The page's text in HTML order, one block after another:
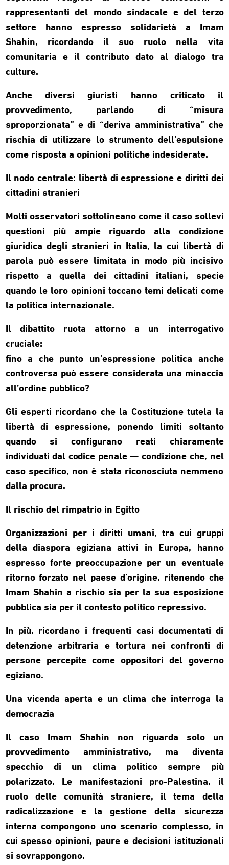
rappresentanti del mondo sindacale e del terzo
settore hanno espresso solidarietà a Imam
Shahin, ricordando il suo ruolo nella vita
comunitaria e il contributo dato al dialogo tra
culture.
Anche diversi giuristi hanno criticato il
provvedimento, parlando di “misura
sproporzionata” e di “deriva amministrativa” che
rischia di utilizzare lo strumento dell’espulsione
come risposta a opinioni politiche indesiderate.
Il nodo centrale: libertà di espressione e diritti dei
cittadini stranieri
Molti osservatori sottolineano come il caso sollevi
questioni più ampie riguardo alla condizione
giuridica degli stranieri in Italia, la cui libertà di
parola può essere limitata in modo più incisivo
rispetto a quella dei cittadini italiani, specie
quando le loro opinioni toccano temi delicati come
la politica internazionale.
Il dibattito ruota attorno a un interrogativo
cruciale:
fino a che punto un’espressione politica anche
controversa può essere considerata una minaccia
all’ordine pubblico?
Gli esperti ricordano che la Costituzione tutela la
libertà di espressione, ponendo limiti soltanto
quando si configurano reati chiaramente
individuati dal codice penale — condizione che, nel
caso specifico, non è stata riconosciuta nemmeno
dalla procura.
Il rischio del rimpatrio in Egitto
Organizzazioni per i diritti umani, tra cui gruppi
della diaspora egiziana attivi in Europa, hanno
espresso forte preoccupazione per un eventuale
ritorno forzato nel paese d’origine, ritenendo che
Imam Shahin a rischio sia per la sua esposizione
pubblica sia per il contesto politico repressivo.
In più, ricordano i frequenti casi documentati di
detenzione arbitraria e tortura nei confronti di
persone percepite come oppositori del governo
egiziano.
Una vicenda aperta e un clima che interroga la
democrazia
Il caso Imam Shahin non riguarda solo un
provvedimento amministrativo, ma diventa
specchio di un clima politico sempre più
polarizzato. Le manifestazioni pro-Palestina, il
ruolo delle comunità straniere, il tema della
radicalizzazione e la gestione della sicurezza
interna compongono uno scenario complesso, in
cui spesso opinioni, paure e decisioni istituzionali
si sovrappongono.